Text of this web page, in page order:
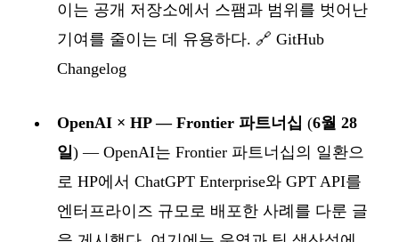
이는 공개 저장소에서 스팸과 범위를 벗어난
기여를 줄이는 데 유용하다. 🔗 GitHub
Changelog
OpenAI × HP — Frontier 파트너십 (6월 28
일) — OpenAI는 Frontier 파트너십의 일환으
로 HP에서 ChatGPT Enterprise와 GPT API를
엔터프라이즈 규모로 배포한 사례를 다룬 글